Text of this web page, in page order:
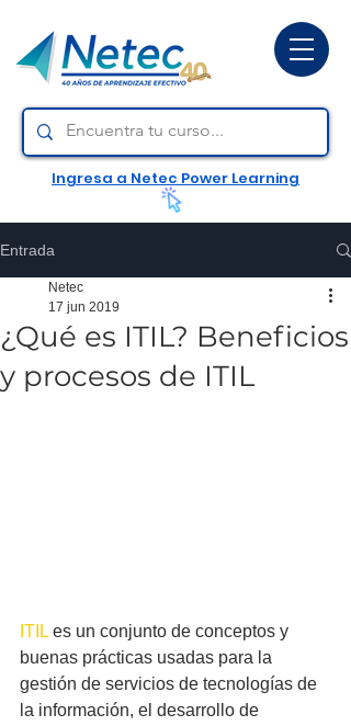
Ingresa a Netec Power Learning
Entrada
¿Qué es ITIL? Beneficios
y procesos de ITIL
Netec
17 jun 2019
ITIL es un conjunto de conceptos y
buenas prácticas usadas para la
gestión de servicios de tecnologías de
la información, el desarrollo de